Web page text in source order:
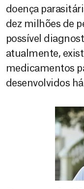
doença
dez milhões de
possível
atualmente,
medicamentos
desenvolvidos